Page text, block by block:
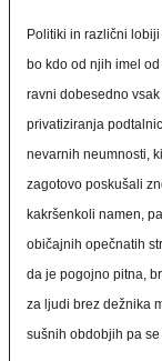
Politiki in različni
bo kdo od njih imel
ravni dobesedno
privatiziranja
nevarnih neumnosti,
zagotovo poskušali
kakršenkoli namen,
običajnih opečnatih
da je pogojno pitna,
za ljudi brez dežnika
sušnih obdobjih pa